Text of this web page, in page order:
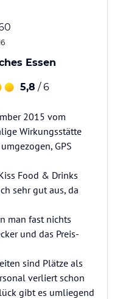
Essen
5,8 / 6
2015 vom
Wirkungsstätte
GPS
Food & Drinks
sehr gut aus, da
man fast nichts
und das Preis-
sind Plätze als
verliert schon
gibt es umliegend